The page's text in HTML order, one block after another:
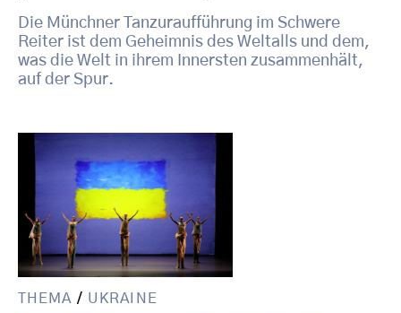
Die Münchner Tanzuraufführung im Schwere
Reiter ist dem Geheimnis des Weltalls und dem,
was die Welt in ihrem Innersten zusammenhält,
auf der Spur.
THEMA / UKRAINE